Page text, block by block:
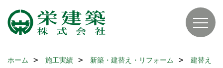
ホーム 施工実績 新築・建替え・リフォーム 建替え